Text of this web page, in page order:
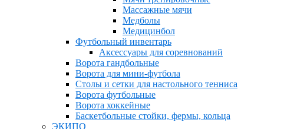
Массажные мячи
Медболы
Медицинбол
Футбольный инвентарь
Аксессуары для соревнований
Ворота гандбольные
Ворота для мини-футбола
Столы и сетки для настольного тенниса
Ворота футбольные
Ворота хоккейные
Баскетбольные стойки, фермы, кольца
ЭКИПО